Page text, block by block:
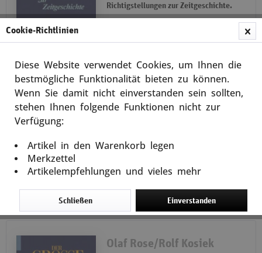
Merken
Richtigstellungen zur Zeitgeschichte.
Neuauflage unbestimmt wir merken
Ihre Bestellung vor. Band 2:
Durch stetige Feindpropaganda,
von...
Olaf Rose/Rolf Kosiek
Cookie-Richtlinien
Diese Website verwendet Cookies, um Ihnen die
bestmögliche Funktionalität bieten zu können.
Wenn Sie damit nicht einverstanden sein sollten,
stehen Ihnen folgende Funktionen nicht zur
Verfügung:
Artikel in den Warenkorb legen
Merkzettel
Artikelempfehlungen und vieles mehr
Einverstanden
Schließen